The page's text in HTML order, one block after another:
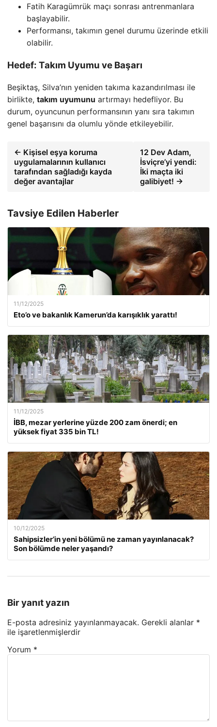
Fatih Karagümrük maçı sonrası antrenmanlara
başlayabilir.
Performansı, takımın genel durumu üzerinde etkili
olabilir.
Hedef: Takım Uyumu ve Başarı
Beşiktaş, Silva’nın yeniden takıma kazandırılması ile
birlikte, takım uyumunu artırmayı hedefliyor. Bu
durum, oyuncunun performansının yanı sıra takımın
genel başarısını da olumlu yönde etkileyebilir.
← Kişisel eşya koruma
uygulamalarının kullanıcı
tarafından sağladığı kayda
değer avantajlar
12 Dev Adam,
İsviçre’yi yendi:
İki maçta iki
galibiyet! →
Tavsiye Edilen Haberler
11/12/2025
Eto’o ve bakanlık Kamerun’da karışıklık yarattı!
11/12/2025
İBB, mezar yerlerine yüzde 200 zam önerdi; en
yüksek fiyat 335 bin TL!
10/12/2025
Sahipsizler’in yeni bölümü ne zaman yayınlanacak?
Son bölümde neler yaşandı?
Bir yanıt yazın
E-posta adresiniz yayınlanmayacak. Gerekli alanlar *
ile işaretlenmişlerdir
Yorum *